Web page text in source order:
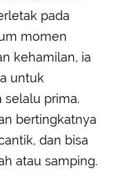
pada
momen
kehamilan, ia
untuk
selalu prima.
bertingkatnya
dan bisa
atau samping.